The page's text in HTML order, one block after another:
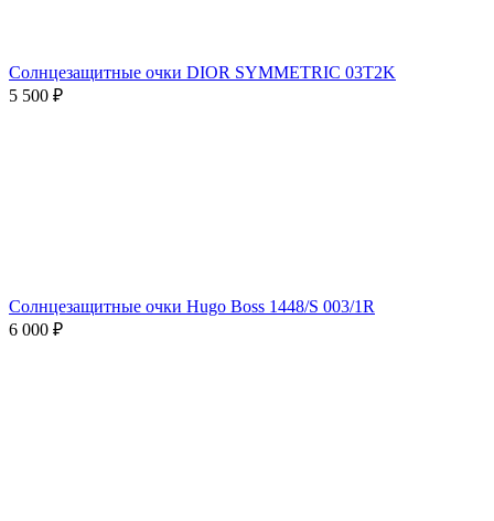
Солнцезащитные очки DIOR SYMMETRIC 03T2K
5 500 ₽
Солнцезащитные очки Hugo Boss 1448/S 003/1R
6 000 ₽